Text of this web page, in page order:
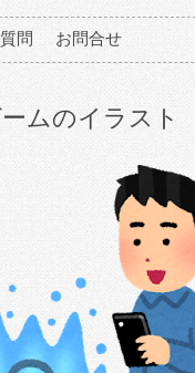
問 お問合せ
ムのイラスト